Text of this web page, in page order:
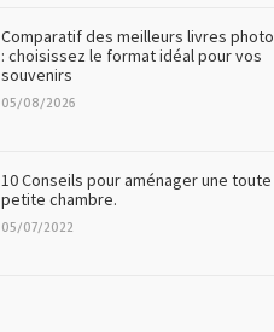
Comparatif des meilleurs livres photo
: choisissez le format idéal pour vos
souvenirs
05/08/2026
10 Conseils pour aménager une toute
petite chambre.
05/07/2022